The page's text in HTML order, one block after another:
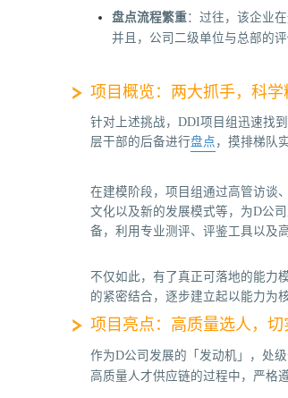
盘点流程繁重：过往，该企业
并且，公司二级单位与总部的
项目概览：两大抓手，科学
针对上述挑战，DDI项目组迅速找
层干部的后备进行盘点 ，摸排梯队
在建模阶段，项目组通过高管访谈
文化以及新的发展模式等，为D公
备，利用专业测评、评鉴工具以及
不仅如此，有了真正可落地的能力
的紧密结合，逐步建立起以能力为
项目亮点：高质量选人，
作为D公司发展的「发动机」，处
高质量人才供应链的过程中，严格